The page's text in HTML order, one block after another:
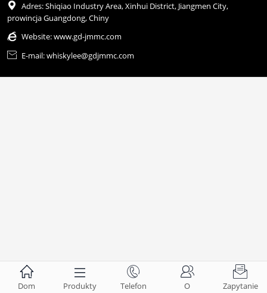

Adres: Shiqiao Industry Area, Xinhui District, Jiangmen City,
prowincja Guangdong, Chiny
 Website:www.gd-jmmc.com
 E-mail: whiskylee@gdjmmc.com

Dom

Produkty

Telefon

O

Zapytanie